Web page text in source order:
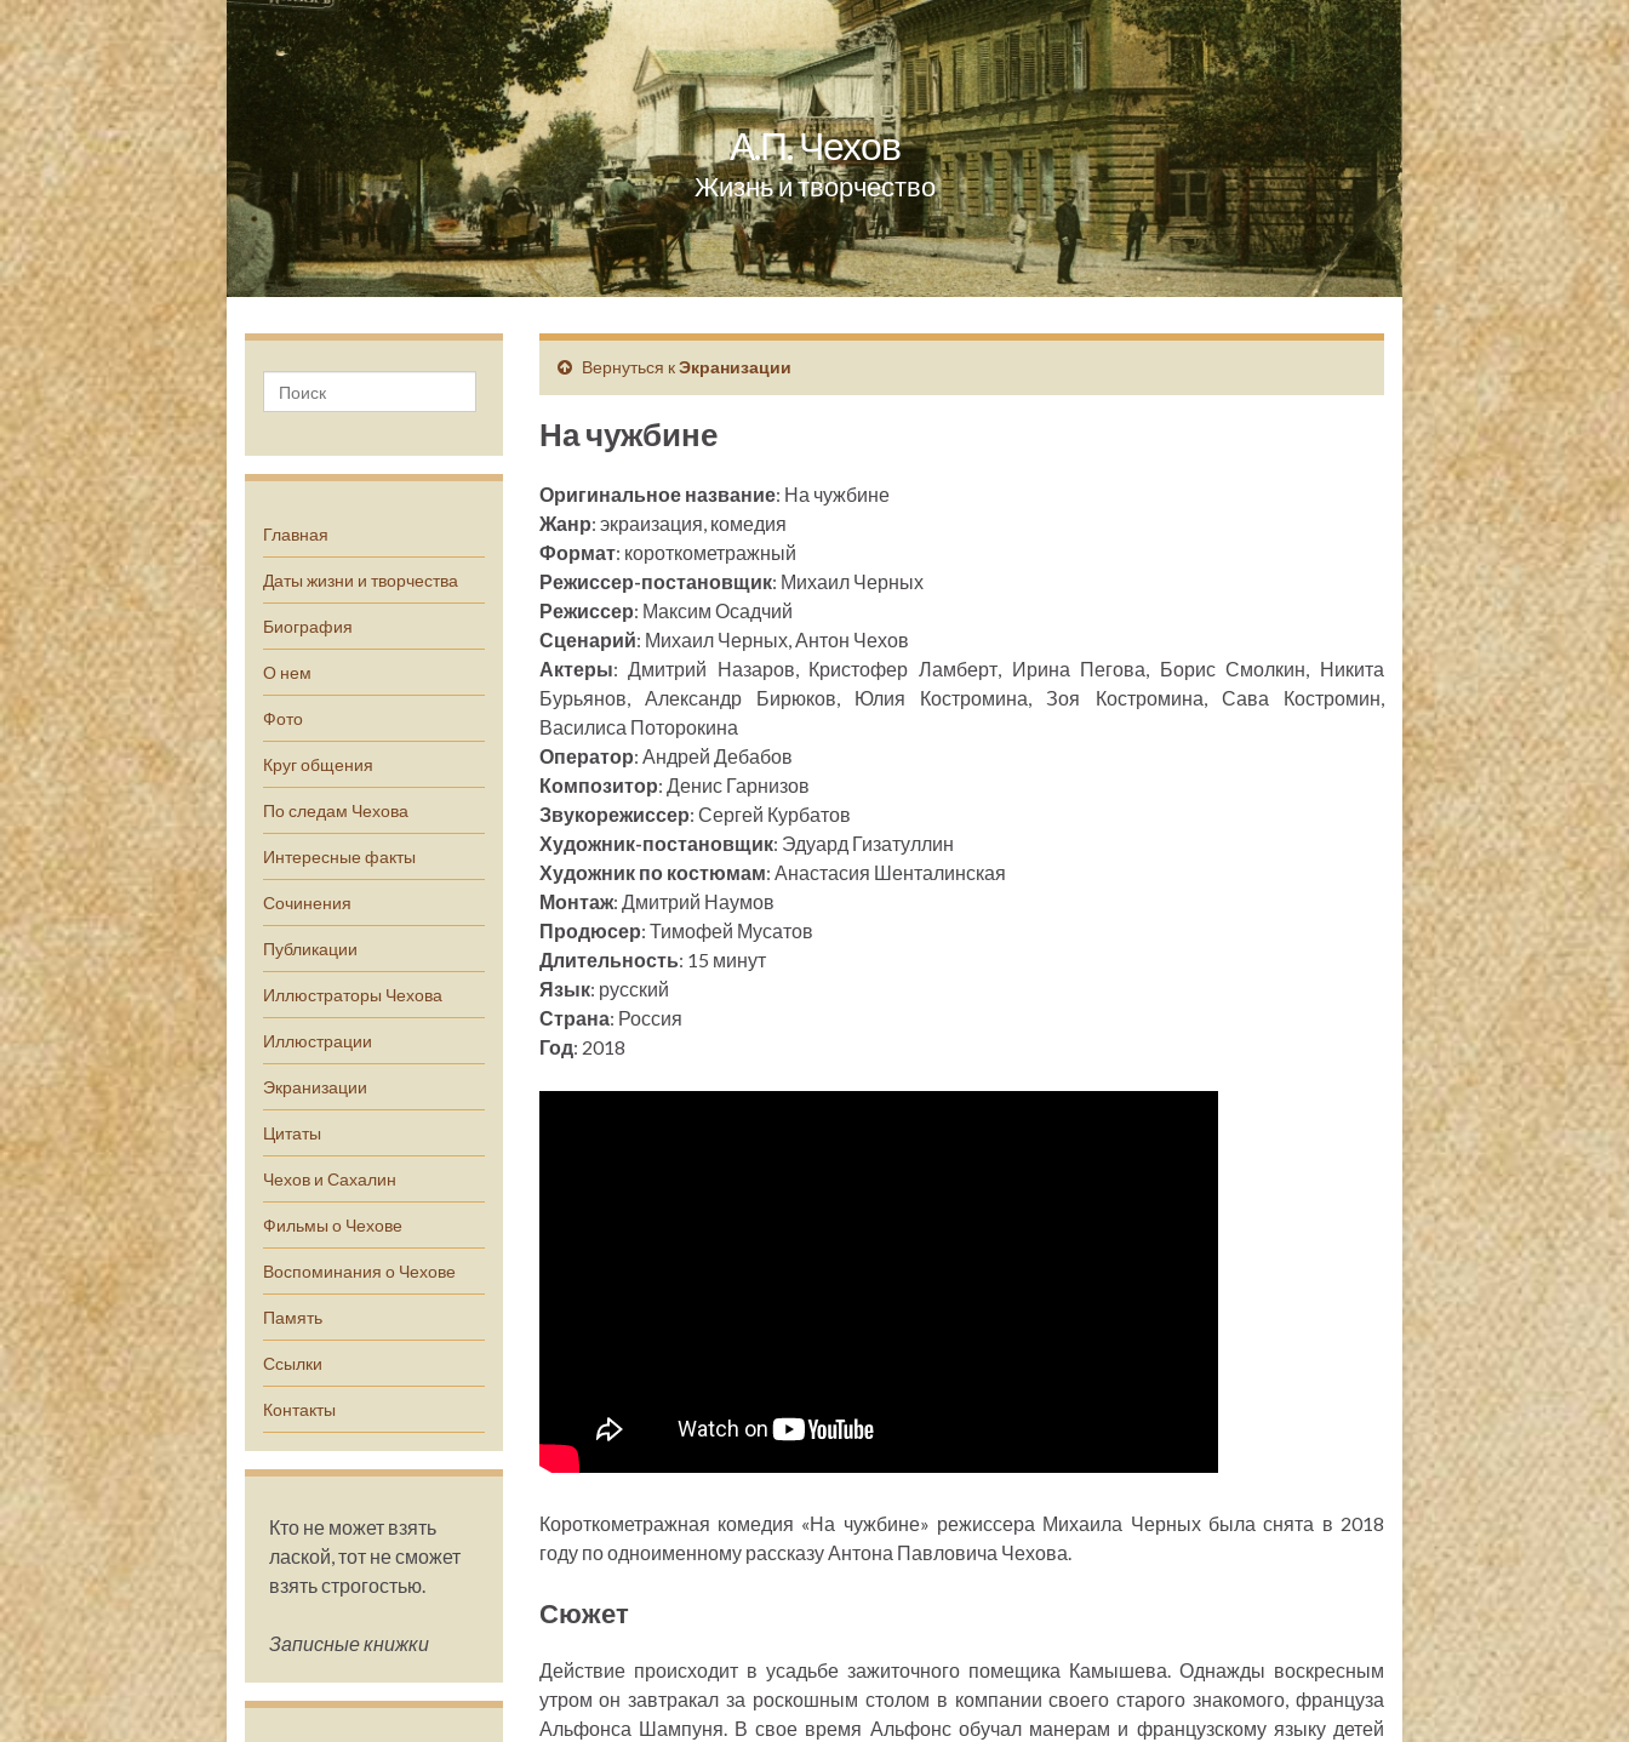
А.П. Чехов
Жизнь и творчество
Главная
Даты жизни и творчества
Биография
О нем
Фото
Круг общения
По следам Чехова
Интересные факты
Сочинения
Публикации
Иллюстраторы Чехова
Иллюстрации
Экранизации
Цитаты
Чехов и Сахалин
Фильмы о Чехове
Воспоминания о Чехове
Память
Ссылки
Контакты
Кто не может взять
лаской, тот не сможет
взять строгостью.
Записные книжки
Вернуться кЭкранизации
На чужбине
Оригинальное название: На чужбине
Жанр: экраизация, комедия
Формат: короткометражный
Режиссер-постановщик: Михаил Черных
Режиссер: Максим Осадчий
Сценарий: Михаил Черных, Антон Чехов
Актеры: Дмитрий Назаров, Кристофер Ламберт, Ирина Пегова, Борис Смолкин, Никита
Бурьянов, Александр Бирюков, Юлия Костромина, Зоя Костромина, Сава Костромин,
Василиса Поторокина
Оператор: Андрей Дебабов
Композитор: Денис Гарнизов
Звукорежиссер: Сергей Курбатов
Художник-постановщик: Эдуард Гизатуллин
Художник по костюмам: Анастасия Шенталинская
Монтаж: Дмитрий Наумов
Продюсер: Тимофей Мусатов
Длительность: 15 минут
Язык: русский
Страна: Россия
Год: 2018
Короткометражная комедия «На чужбине» режиссера Михаила Черных была снята в 2018
году по одноименному рассказу Антона Павловича Чехова.
Сюжет
Действие происходит в усадьбе зажиточного помещика Камышева. Однажды воскресным
утром он завтракал за роскошным столом в компании своего старого знакомого, француза
Альфонса Шампуня. В свое время Альфонс обучал манерам и французскому языку детей